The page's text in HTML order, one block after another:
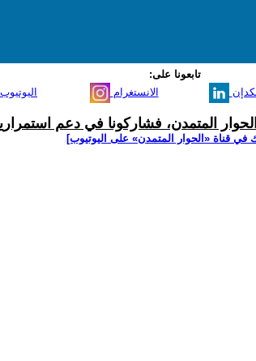
تابعونا على:
اليوتيوب الانستغرام
المتمدن، فشاركونا في دعم
في قناة ‫«الحوار المتمدن» على اليوتيوب]